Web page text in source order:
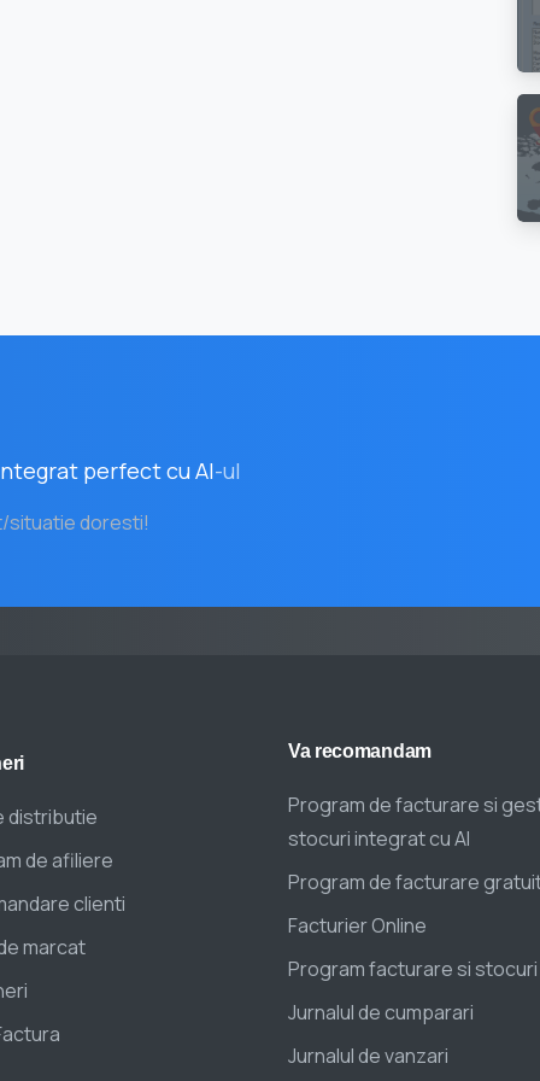
perfect cu AI-ul
situatie doresti!
distributie
de afiliere
clienti
marcat
Va recomandam
Program de facturare si
stocuri integrat cu AI
Program de facturare
Facturier Online
Program facturare si
Jurnalul de cumparari
Jurnalul de vanzari